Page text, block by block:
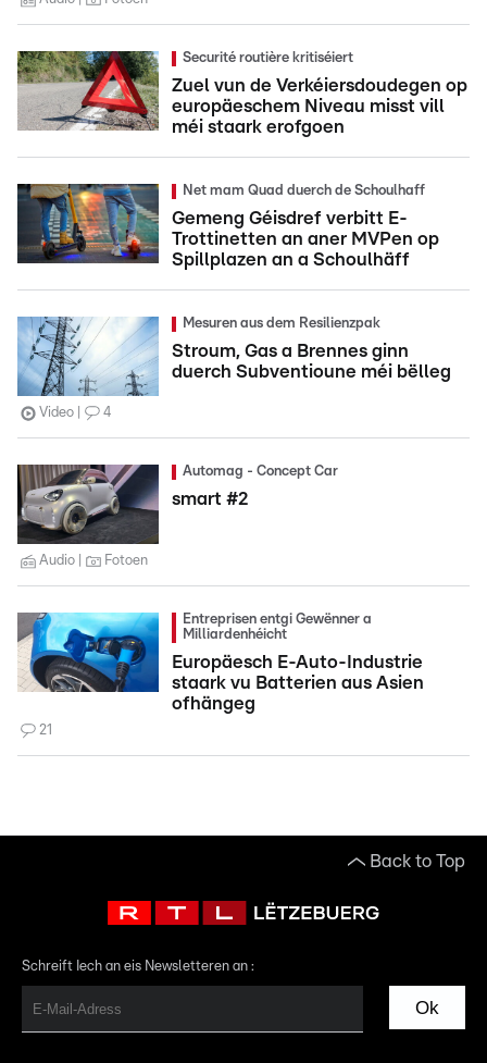
Securité routière kritiséiert
Zuel vun de Verkéiersdoudegen op
europäeschem Niveau misst vill
méi staark erofgoen
Net mam Quad duerch de Schoulhaff
Gemeng Géisdref verbitt E-
Trottinetten an aner MVPen op
Spillplazen an a Schoulhäff
Mesuren aus dem Resilienzpak
Stroum, Gas a Brennes ginn
duerch Subventioune méi bëlleg
Video 4
Automag - Concept Car
smart #2
Audio Fotoen
Entreprisen entgi Gewënner a
Milliardenhéicht
Europäesch E-Auto-Industrie
staark vu Batterien aus Asien
ofhängeg
21
Back to Top
Schreift Iech an eis Newsletteren an :
Ok